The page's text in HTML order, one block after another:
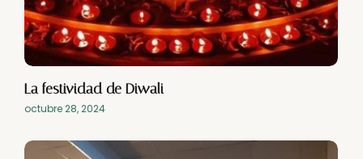
La festividad de Diwali
octubre 28, 2024